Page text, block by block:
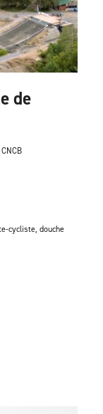
de
cycliste, douche